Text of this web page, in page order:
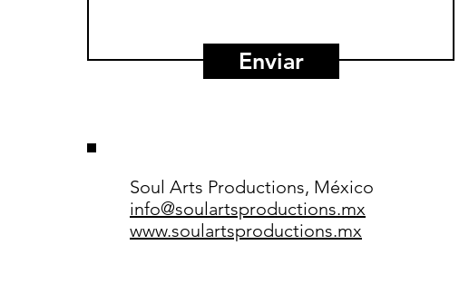
Enviar
Soul Arts Productions, México​
info@soulartsproductions.mx
www.soulartsproductions.mx